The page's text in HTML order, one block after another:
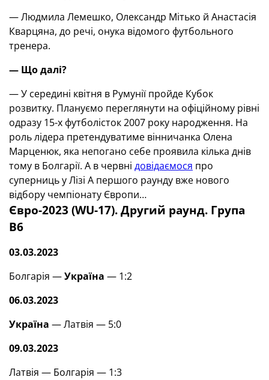
— Людмила Лемешко, Олександр Mітько й Анастасія
Кварцяна, до речі, онука відомого футбольного
тренера.
— Що далі?
— У середині квітня в Румунії пройде Кубок
розвитку. Плануємо переглянути на офіційному рівні
одразу 15-х футболісток 2007 року народження. На
роль лідера претендуватиме вінничанка Олена
Mарценюк, яка непогано себе проявила кілька днів
тому в Болгарії. А в червні довідаємося про
суперниць у Лізі А першого раунду вже нового
відбору чемпіонату Європи…
Євро-2023 (WU-17). Другий раунд. Група
В6
03.03.2023
Болгарія —Україна — 1:2
06.03.2023
Україна — Латвія — 5:0
09.03.2023
Латвія — Болгарія — 1:3